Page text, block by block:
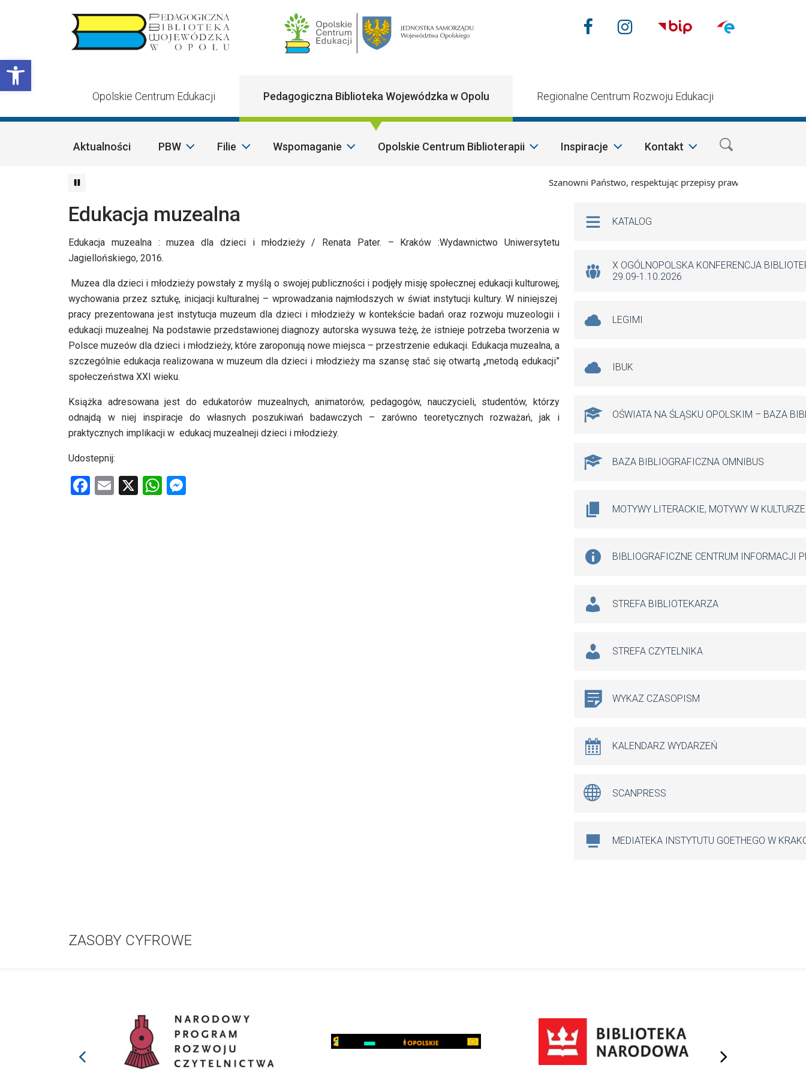
Otwórz pasek narzędzi
Main Navigation
Nasze media
FacebookInstagram
Opolskie Centrum Edukacji Pedagogiczna Biblioteka Wojewódzka w Opolu Regionalne Centrum Rozwoju Edukacji
Aktualności PBW Filie Wspomaganie Opolskie Centrum Biblioterapii Inspiracje Kontakt
Szanowni Państwo, respektując przepisy prawa i mając na
Edukacja muzealna
Edukacja muzealna : muzea dla dzieci i młodzieży / Renata Pater. – Kraków :Wydawnictwo Uniwersytetu
Jagiellońskiego, 2016.
Muzea dla dzieci i młodzieży powstały z myślą o swojej publiczności i podjęły misję społecznej edukacji kulturowej,
wychowania przez sztukę, inicjacji kulturalnej – wprowadzania najmłodszych w świat instytucji kultury. W niniejszej
pracy prezentowana jest instytucja muzeum dla dzieci i młodzieży w kontekście badań oraz rozwoju muzeologii i
edukacji muzealnej. Na podstawie przedstawionej diagnozy autorska wysuwa teżę, że istnieje potrzeba tworzenia w
Polsce muzeów dla dzieci i młodzieży, które zaroponują nowe miejsca – przestrzenie edukacji. Edukacja muzealna, a
szczególnie edukacja realizowana w muzeum dla dzieci i młodzieży ma szansę stać się otwartą „metodą edukacji”
społeczeństwa XXI wieku.
Książka adresowana jest do edukatorów muzealnych, animatorów, pedagogów, nauczycieli, studentów, którzy
odnajdą w niej inspiracje do własnych poszukiwań badawczych – zarówno teoretycznych rozważań, jak i
praktycznych implikacji w edukacj muzealneji dzieci i młodzieży.
Udostepnij:
F
E
X
W
Na skróty
KATALOG
X OGÓLNOPOLSKA KONFERENCJA
29.09-1.10.2026
LEGIMI
IBUK
OŚWIATA NA ŚLĄSKU OPOLSKIM – BAZA
BAZA BIBLIOGRAFICZNA OMNIBUS
MOTYWY LITERACKIE, MOTYWY W KULTURZE
BIBLIOGRAFICZNE CENTRUM INFORMACJI
STREFA BIBLIOTEKARZA
STREFA CZYTELNIKA
WYKAZ CZASOPISM
KALENDARZ WYDARZEŃ
SCANPRESS
MEDIATEKA INSTYTUTU GOETHEGO W
ZASOBY CYFROWE
prev next